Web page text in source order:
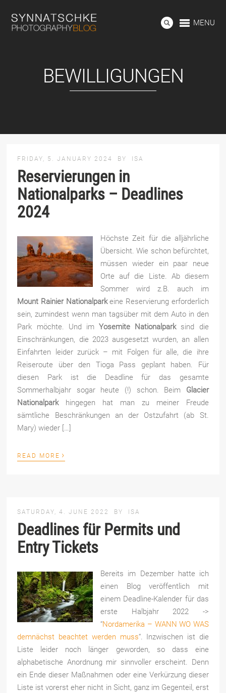
MENU
BEWILLIGUNGEN
FRIDAY, 5. JANUARY 2024 BY ISA
Reservierungen in
Nationalparks – Deadlines
2024
Höchste Zeit für die alljährliche
Übersicht. Wie schon befürchtet,
müssen wieder ein paar neue
Orte auf die Liste. Ab diesem
Sommer wird z.B. auch im
Mount Rainier Nationalparkeine Reservierung erforderlich
sein, zumindest wenn man tagsüber mit dem Auto in den
Park möchte. Und imYosemite Nationalparksind die
Einschränkungen, die 2023 ausgesetzt wurden, an allen
Einfahrten leider zurück – mit Folgen für alle, die ihre
Reiseroute über den Tioga Pass geplant haben. Für
diesen Park ist die Deadline für das gesamte
Sommerhalbjahr sogar heute (!) schon. Beim Glacier
Nationalparkhingegen hat man zu meiner Freude
sämtliche Beschränkungen an der Ostzufahrt (ab St.
Mary) wieder […]
READ MORE ›
SATURDAY, 4. JUNE 2022 BY ISA
Deadlines für Permits und
Entry Tickets
Bereits im Dezember hatte ich
einen Blog veröffentlich mit
einem Deadline-Kalender für das
erste Halbjahr 2022 ->
“Nordamerika – WANN WO WAS
demnächst beachtet werden muss“. Inzwischen ist die
Liste leider noch länger geworden, so dass eine
alphabetische Anordnung mir sinnvoller erscheint. Denn
ein Ende dieser Maßnahmen oder eine Verkürzung dieser
Liste ist vorerst eher nicht in Sicht, ganz im Gegenteil, erst